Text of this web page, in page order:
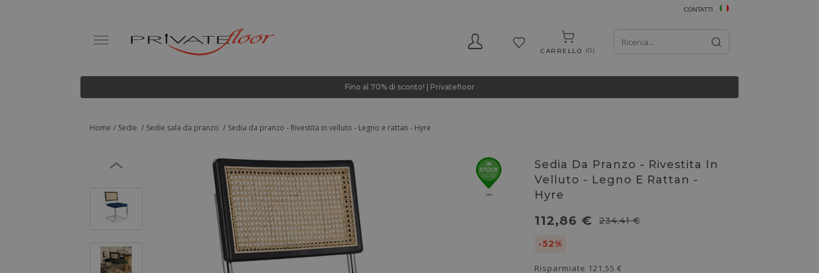
CONTATTI
CARRELLO 0
Fino al 70% di sconto! | Privatefloor
Home Sedie Sedie sala da pranzo Sedia da pranzo - Rivestita in velluto - Legno e rattan - Hyre
Sedia Da Pranzo - Rivestita In
Velluto - Legno E Rattan -
Hyre
112,86 € 234,41 €
-52%
Risparmiate 121,55 €